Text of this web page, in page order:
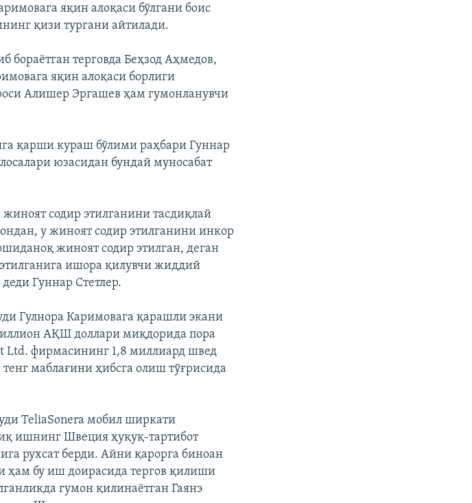
яқин алоқаси бўлгани боис
қизи тургани айтилади.
бораётган терговда Беҳзод Аҳмедов,
яқин алоқаси борлиги
Алишер Эргашев ҳам гумонланувчи
қарши кураш бўлими раҳбари Гуннар
юзасидан бундай муносабат
содир этилганини тасдиқлай
у жиноят содир этилганини инкор
жиноят содир этилган, деган
ишора қилувчи жиддий
Гуннар Стетлер.
Гулнора Каримовага қарашли экани
АҚШ доллари миқдорида пора
Ltd. фирмасининг 1,8 миллиард швед
маблағини ҳибсга олиш тўғрисида
TeliaSonera мобил ширкати
ишнинг Швеция ҳуқуқ-тартибот
рухсат берди. Айни қарорга биноан
ҳам бу иш доирасида тергов қилиши
гумон қилинаётган Гаянэ